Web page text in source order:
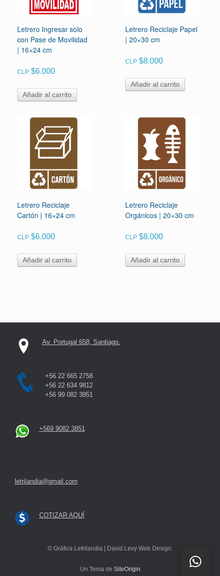
Letrero Ingresar solo
con Pase de Movilidad
| 16×24 cm
CLP $6.000
Añadir al carrito
Letrero Reciclaje Papel
| 20×30 cm
CLP $8.000
Añadir al carrito
Letrero Reciclaje
Cartón | 16×24 cm
CLP $6.000
Añadir al carrito
Letrero Reciclaje
Orgánicos | 20×30 cm
CLP $8.000
Añadir al carrito
Av. Portugal 658, Santiago.
+56 22 665 2758
+56 22 634 9812
+56 99 082 3851
+569 9082 3851
letrilandia@gmail.com
COTIZAR AQUÍ
© Gráfica Letrilandia | David Levy Web Design.
Un Tema de SiteOrigin